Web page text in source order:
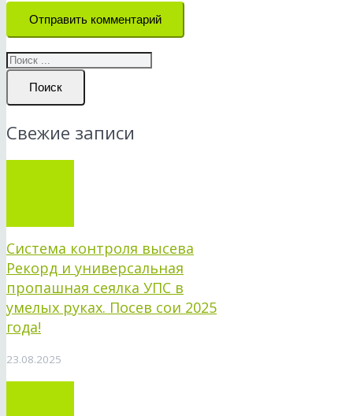
Отправить комментарий
Поиск
Свежие записи
Система контроля высева
Рекорд и универсальная
пропашная сеялка УПС в
умелых руках. Посев сои 2025
года!
23.08.2025